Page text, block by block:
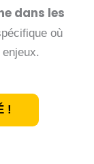
dans les
où
!